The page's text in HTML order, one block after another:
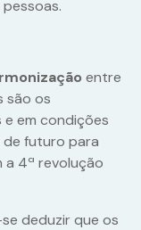
entre
são os
em condições
de futuro para
a 4ª revolução
deduzir que os